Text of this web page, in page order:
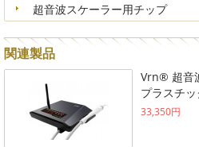
超音波スケーラー用チップ
関連製品
Vrn® 超音
プラスチ
33,350円